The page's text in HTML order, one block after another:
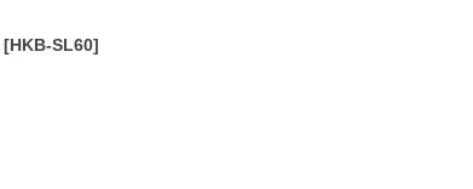
[HKB-SL60]